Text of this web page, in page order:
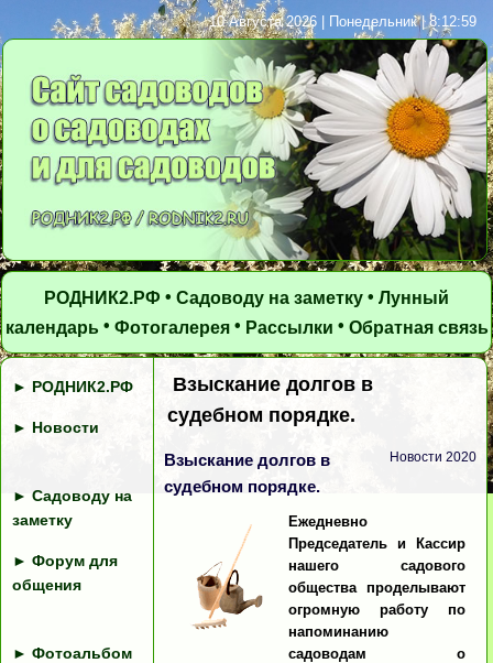
10 Августа 2026 | Понедельник | 8:13:00
РОДНИК2.РФ • Садоводу на заметку • Лунный
календарь • Фотогалерея• Рассылки • Обратная связь
► РОДНИК2.РФ
► Новости
► Садоводу на
заметку
► Форум для
общения
► Фотоальбом
Взыскание долгов в
судебном порядке.
Взыскание долгов в
судебном порядке.
Новости 2020
Ежедневно
Председатель и Кассир
нашего садового
общества проделывают
огромную работу по
напоминанию
садоводам о